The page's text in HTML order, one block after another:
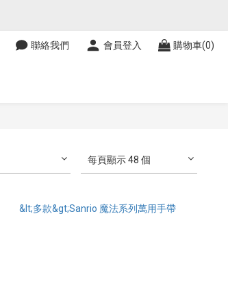
聯絡我們 會員登入 購物車(0)
每頁顯示 48 個